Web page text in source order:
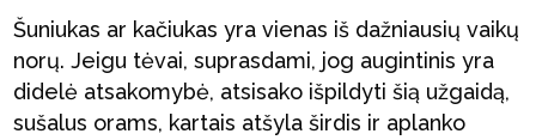
Šuniukas ar kačiukas yra vienas iš dažniausių vaikų
norų. Jeigu tėvai, suprasdami, jog augintinis yra
didelė atsakomybė, atsisako išpildyti šią užgaidą,
sušalus orams, kartais atšyla širdis ir aplanko